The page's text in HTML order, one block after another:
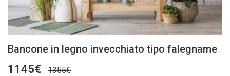
Bancone in legno invecchiato tipo falegname
1145€ 1355€